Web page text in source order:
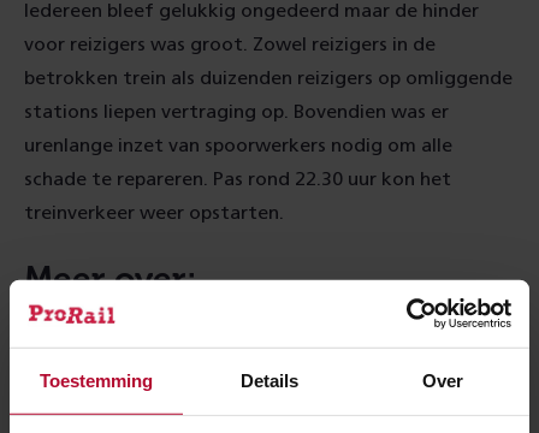
Toestemming Details Over
Iedereen bleef gelukkig ongedeerd maar de hinder
voor reizigers was groot. Zowel reizigers in de
betrokken trein als duizenden reizigers op omliggende
stations liepen vertraging op. Bovendien was er
urenlange inzet van spoorwerkers nodig om alle
schade te repareren. Pas rond 22.30 uur kon het
treinverkeer weer opstarten.
Meer over: